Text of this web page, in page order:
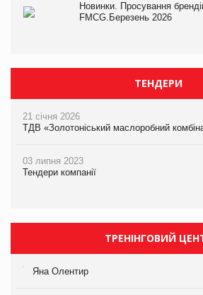
Новинки. Просування
FMCG.Березень 2026
ТЕНДЕРИ
21 січня 2026
ТДВ «Золотоніський маслоробний
03 липня 2023
Тендери компанії
ТРЕНІНГОВИЙ
Яна Олентир